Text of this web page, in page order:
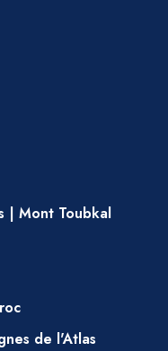
inclus).
de la
Vous êtes
de recevoir
| Mont Toubkal
de l'Atlas